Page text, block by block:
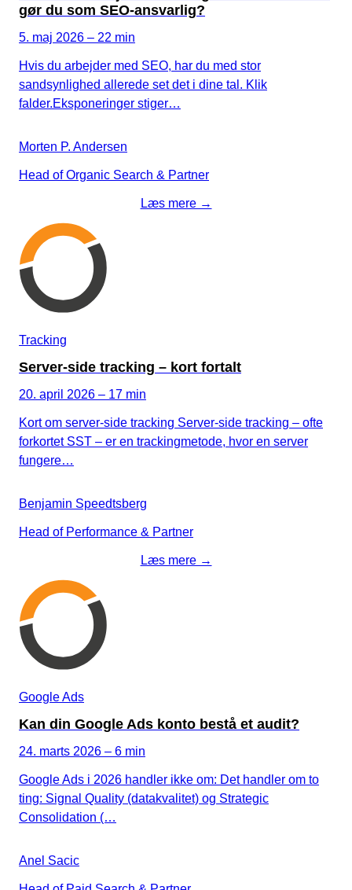
gør du som SEO-ansvarlig?
5. maj 2026 – 22 min
Hvis du arbejder med SEO, har du med stor
sandsynlighed allerede set det i dine tal. Klik
falder.Eksponeringer stiger…
Morten P. Andersen
Head of Organic Search & Partner
Læs mere →
Tracking
Server-side tracking – kort fortalt
20. april 2026 – 17 min
Kort om server-side tracking Server-side tracking – ofte
forkortet SST – er en trackingmetode, hvor en server
fungere…
Benjamin Speedtsberg
Head of Performance & Partner
Læs mere →
Google Ads
Kan din Google Ads konto bestå et audit?
24. marts 2026 – 6 min
Google Ads i 2026 handler ikke om: Det handler om to
ting: Signal Quality (datakvalitet) og Strategic
Consolidation (…
Anel Sacic